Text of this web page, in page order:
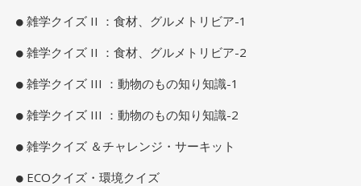
雑学クイズ II ：食材、グルメトリビア-1
雑学クイズ II ：食材、グルメトリビア-2
雑学クイズ III ：動物のもの知り知識-1
雑学クイズ III ：動物のもの知り知識-2
雑学クイズ ＆チャレンジ・サーキット
ECOクイズ・環境クイズ